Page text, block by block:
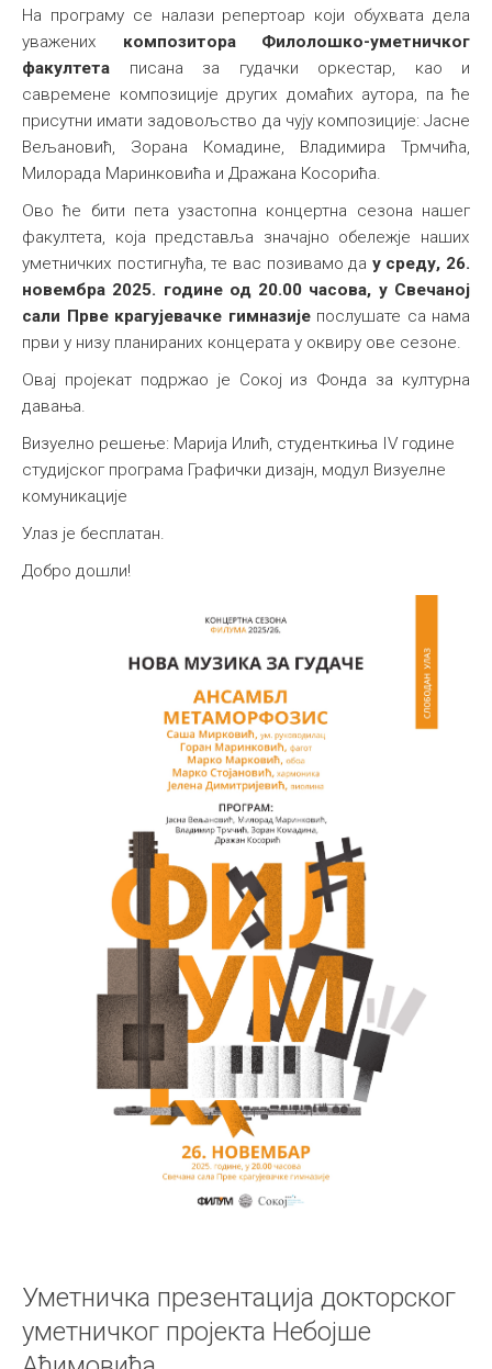
На програму се налази репертоар који обухвата дела
уважених композитора Филолошко-уметничког
факултета писана за гудачки оркестар, као и
савремене композиције других домаћих аутора, па ће
присутни имати задовољство да чују композиције: Јасне
Вељановић, Зорана Комадине, Владимира Трмчића,
Милорада Маринковића и Дражана Косорића.
Ово ће бити пета узастопна концертна сезона нашег
факултета, која представља значајно обележје наших
уметничких постигнућа, те вас позивамо да усреду, 26.
новембра 2025. године од 20.00 часова, у Свечаној
сали Прве крагујевачке гимназијепослушате са нама
први у низу планираних концерата у оквиру ове сезоне.
Овај пројекат подржао је Сокој из Фонда за културна
давања.
Визуелно решење: Марија Илић, студенткиња IV године
студијског програма Графички дизајн, модул Визуелне
комуникације
Улаз је бесплатан.
Добро дошли!
Уметничка презентација докторског
уметничког пројекта Небојше